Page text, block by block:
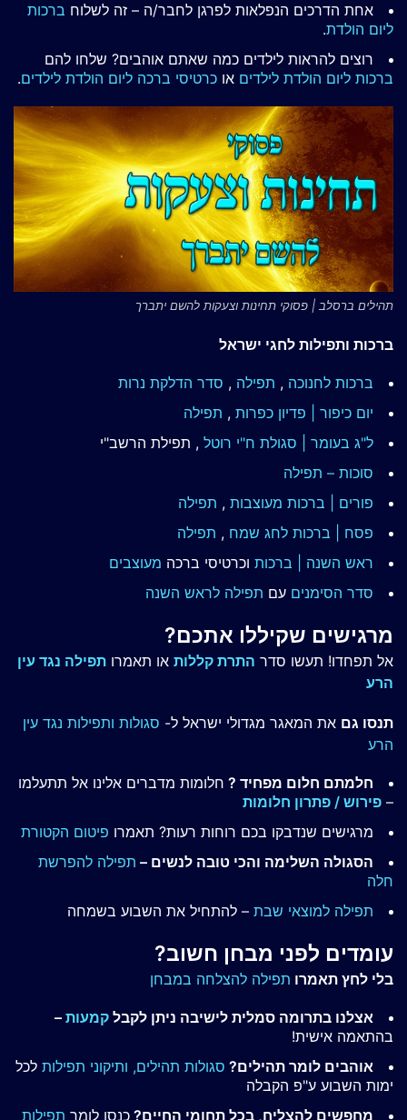
אחת הדרכים הנפלאות לפרגן לחבר/ה – זה לשלוח ברכות
ליום הולדת.
רוצים להראות לילדים כמה שאתם אוהבים? שלחו להם
ברכות ליום הולדת לילדים או כרטיסי ברכה ליום הולדת לילדים.
תהילים ברסלב | פסוקי תחינות וצעקות להשם יתברך
ברכות ותפילות לחגי ישראל
ברכות לחנוכה , תפילה , סדר הדלקת נרות
יום כיפור | פדיון כפרות , תפילה
ל"ג בעומר | סגולת ח"י רוטל , תפילת הרשב"י
סוכות – תפילה
פורים | ברכות מעוצבות , תפילה
פסח | ברכות לחג שמח , תפילה
ראש השנה | ברכות וכרטיסי ברכה מעוצבים
סדר הסימנים עם תפילה לראש השנה
מרגישים שקיללו אתכם?
אל תפחדו! תעשו סדר התרת קללות או תאמרו תפילה נגד עין
הרע
תנסו גם את המאגר מגדולי ישראל ל- סגולות ותפילות נגד עין
הרע
חלמתם חלום מפחיד ? חלומות מדברים אלינו אל תתעלמו
– פירוש / פתרון חלומות
מרגישים שנדבקו בכם רוחות רעות? תאמרו פיטום הקטורת
הסגולה השלימה והכי טובה לנשים – תפילה להפרשת
חלה
תפילה למוצאי שבת – להתחיל את השבוע בשמחה
עומדים לפני מבחן חשוב?
בלי לחץ תאמרו תפילה להצלחה במבחן
אצלנו בתרומה סמלית לישיבה ניתן לקבל קמעות –
בהתאמה אישית!
אוהבים לומר תהילים? סגולות תהילים, ותיקוני תפילות לכל
ימות השבוע ע"פ הקבלה
מחפשים להצליח, בכל תחומי החיים? כנסו לומר תפילות